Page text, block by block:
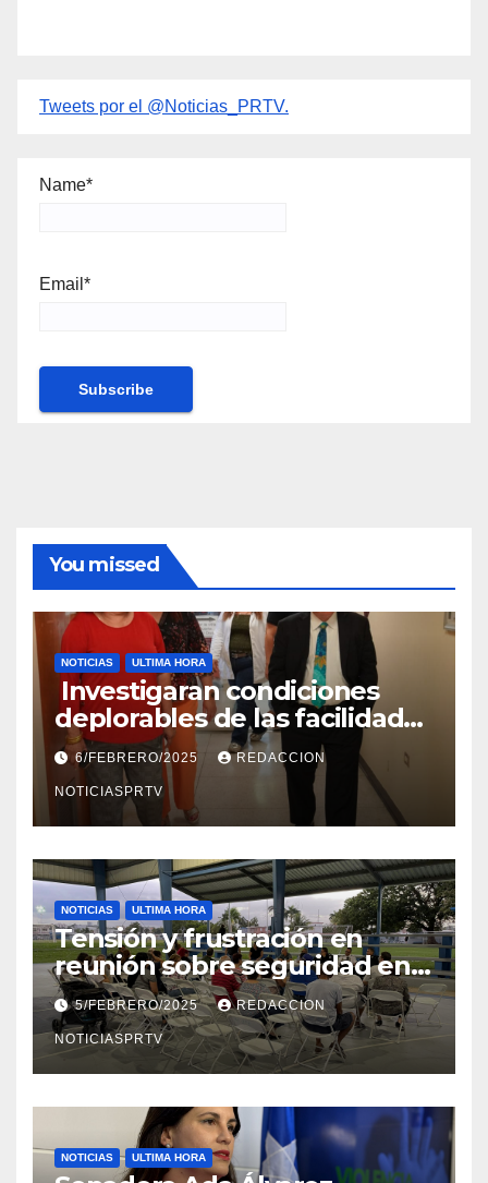
Tweets por el @Noticias_PRTV.
Name*
Email*
You missed
NOTICIAS ULTIMA HORA
Investigaran condiciones
deplorables de las facilidades
el Departamento de la Salud
en Mayagüez
6/FEBRERO/2025 REDACCION
NOTICIASPRTV
NOTICIAS ULTIMA HORA
Tensión y frustración en
reunión sobre seguridad en
Reparto Metropolitano
5/FEBRERO/2025 REDACCION
NOTICIASPRTV
NOTICIAS ULTIMA HORA